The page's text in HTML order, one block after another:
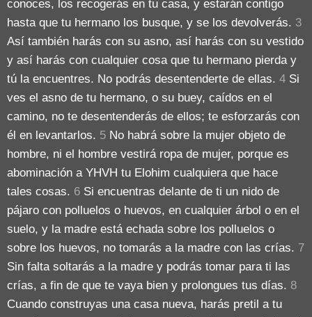
conoces, los recogerás en tu casa, y estarán contigo
hasta que tu hermano los busque, y se los devolverás. 3
Así también harás con su asno, así harás con su vestido
y así harás con cualquier cosa que tu hermano pierda y
tú la encuentres. No podrás desentenderte de ellas. 4 Si
ves el asno de tu hermano, o su buey, caídos en el
camino, no te desentenderás de ellos; te esforzarás con
él en levantarlos. 5 No habrá sobre la mujer objeto de
hombre, ni el hombre vestirá ropa de mujer, porque es
abominación a YHVH tu Elohim cualquiera que hace
tales cosas. 6 Si encuentras delante de ti un nido de
pájaro con polluelos o huevos, en cualquier árbol o en el
suelo, y la madre está echada sobre los polluelos o
sobre los huevos, no tomarás a la madre con las crías. 7
Sin falta soltarás a la madre y podrás tomar para ti las
crías, a fin de que te vaya bien y prolongues tus días. 8
Cuando construyas una casa nueva, harás pretil a tu